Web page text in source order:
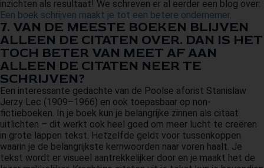
inzichten als resultaat! We schreven er al eerder een blog over:
Een boek schrijven maakt je tot een betere ondernemer.
7. VAN DE MEESTE BOEKEN BLIJVEN
ALLEEN DE CITATEN OVER. DAN IS HET
TOCH BETER VAN MEET AF AAN
ALLEEN DE CITATEN NEER TE
SCHRIJVEN?
Een interessante gedachte van de Poolse aforist Stanislaw
Jerzy Lec (1909–1966) en ook toepasbaar op non-
fictieboeken. In je boek kun je belangrijke zinnen als citaat
uitlichten – dit werkt ook heel goed om meer lucht te creëren
in grote lappen tekst. Hetzelfde geldt voor tussenkoppen
waarin je de belangrijkste kernwoorden naar voren haalt. Je
tekst wordt er visueel aantrekkelijker door en je maakt het de